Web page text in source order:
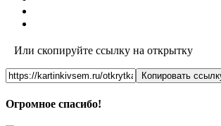
Или скопируйте ссылку на открытку
Копировать
Огромное спасибо!